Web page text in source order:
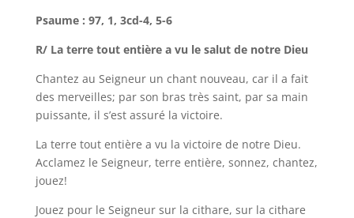
Psaume : 97, 1, 3cd-4, 5-6
R/ La terre tout entière a vu le salut de notre Dieu
Chantez au Seigneur un chant nouveau, car il a fait
des merveilles; par son bras très saint, par sa main
puissante, il s’est assuré la victoire.
La terre tout entière a vu la victoire de notre Dieu.
Acclamez le Seigneur, terre entière, sonnez, chantez,
jouez!
Jouez pour le Seigneur sur la cithare, sur la cithare